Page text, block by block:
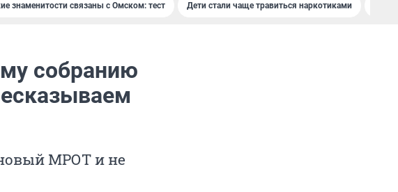
знаменитости связаны с Омском: тест Дети стали чаще травиться наркотиками
собранию
МРОТ и не